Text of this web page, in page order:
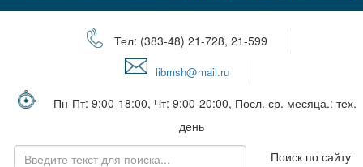
Тел: (383-48) 21-728, 21-599
libmsh@mail.ru
Пн-Пт: 9:00-18:00, Чт: 9:00-20:00, Посл. ср. месяца.: тех.
день
Поиск по сайту